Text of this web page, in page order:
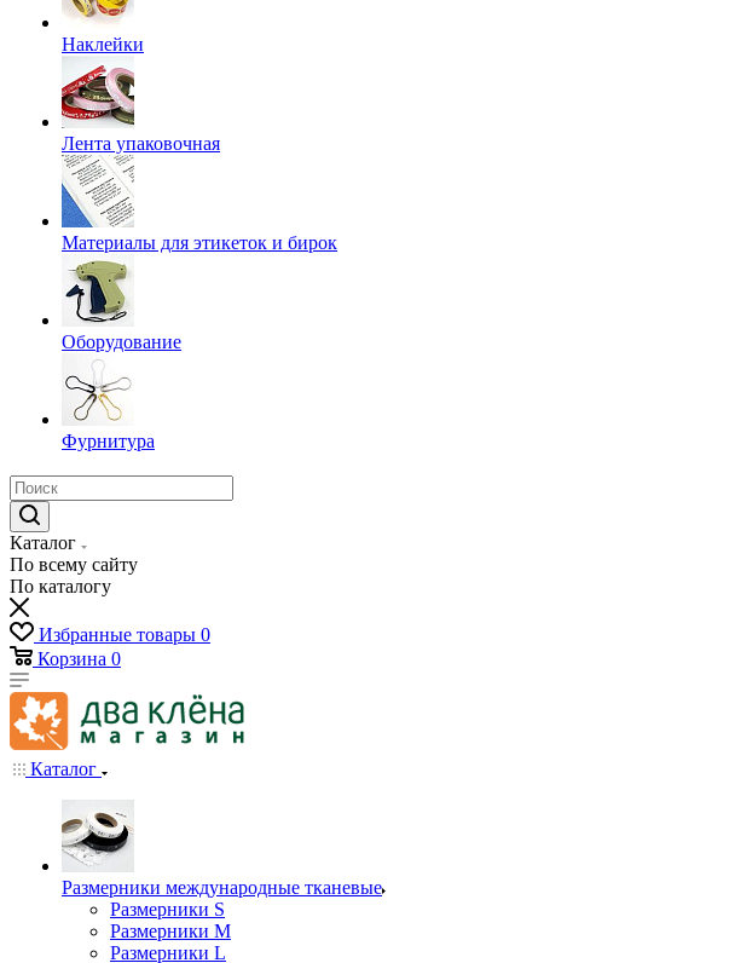
Наклейки
Лента упаковочная
Материалы для этикеток и бирок
Оборудование
Фурнитура
Каталог
По всему сайту
По каталогу
Избранные товары 0
Корзина 0
Каталог
Размерники международные тканевые
Размерники S
Размерники M
Размерники L